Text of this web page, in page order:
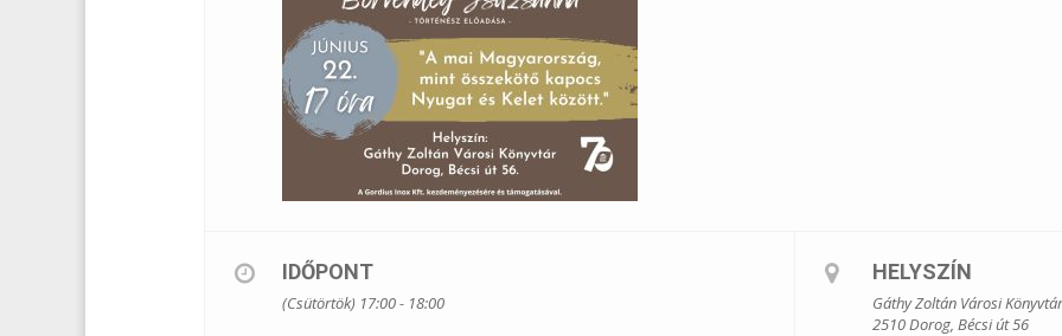
IDŐPONT
(Csütörtök) 17:00 - 18:00
HELYSZÍN
Gáthy Zoltán Városi Könyvtár
2510 Dorog, Bécsi út 56